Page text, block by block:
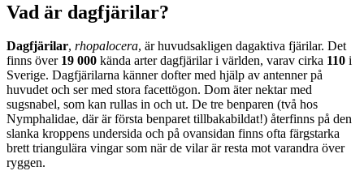
Vad är dagfjärilar?
Dagfjärilar, rhopalocera, är huvudsakligen dagaktiva fjärilar. Det
finns över 19 000 kända arter dagfjärilar i världen, varav cirka 110 i
Sverige. Dagfjärilarna känner dofter med hjälp av antenner på
huvudet och ser med stora facettögon. Dom äter nektar med
sugsnabel, som kan rullas in och ut. De tre benparen (två hos
Nymphalidae, där är första benparet tillbakabildat!) återfinns på den
slanka kroppens undersida och på ovansidan finns ofta färgstarka
brett triangulära vingar som när de vilar är resta mot varandra över
ryggen.